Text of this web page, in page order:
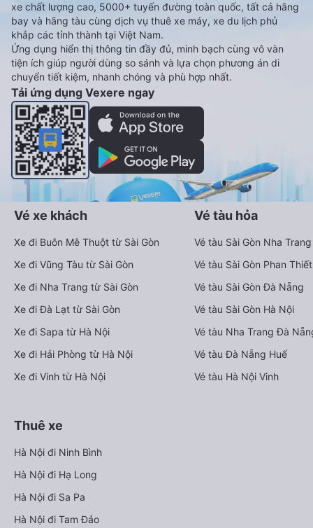
xe chất lượng cao, 5000+ tuyến đường toàn quốc, tất cả hãng
bay và hãng tàu cùng dịch vụ thuê xe máy, xe du lịch phủ
khắp các tỉnh thành tại Việt Nam.
Ứng dụng hiển thị thông tin đầy đủ, minh bạch cùng vô vàn
tiện ích giúp người dùng so sánh và lựa chọn phương án di
chuyển tiết kiệm, nhanh chóng và phù hợp nhất.
Tải ứng dụng Vexere ngay
Vé xe khách
Xe đi Buôn Mê Thuột từ Sài Gòn
Xe đi Vũng Tàu từ Sài Gòn
Xe đi Nha Trang từ Sài Gòn
Xe đi Đà Lạt từ Sài Gòn
Xe đi Sapa từ Hà Nội
Xe đi Hải Phòng từ Hà Nội
Xe đi Vinh từ Hà Nội
Vé tàu hỏa
Vé tàu Sài Gòn Nha Trang
Vé tàu Sài Gòn Phan Thiết
Vé tàu Sài Gòn Đà Nẵng
Vé tàu Sài Gòn Hà Nội
Vé tàu Nha Trang Đà
Vé tàu Đà Nẵng Huế
Vé tàu Hà Nội Vinh
Thuê xe
Hà Nội đi Ninh Bình
Hà Nội đi Hạ Long
Hà Nội đi Sa Pa
Hà Nội đi Tam Đảo